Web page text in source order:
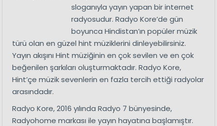
sloganıyla yayın yapan bir internet
radyosudur. Radyo Kore’de gün
boyunca Hindistan’ın popüler müzik
türü olan en güzel hint müziklerini dinleyebilirsiniz.
Yayın akışını Hint müziğinin en çok sevilen ve en çok
beğenilen şarkıları oluşturmaktadır. Radyo Kore,
Hint’çe müzik sevenlerin en fazla tercih ettiği radyolar
arasındadır.
Radyo Kore, 2016 yılında Radyo 7 bünyesinde,
Radyohome markası ile yayın hayatına başlamıştır.